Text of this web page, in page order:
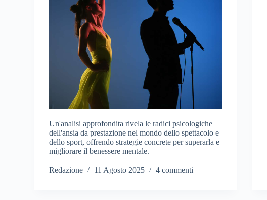
Un'analisi approfondita rivela le radici psicologiche
dell'ansia da prestazione nel mondo dello spettacolo e
dello sport, offrendo strategie concrete per superarla e
migliorare il benessere mentale.
Redazione 11 Agosto 2025 4 commenti